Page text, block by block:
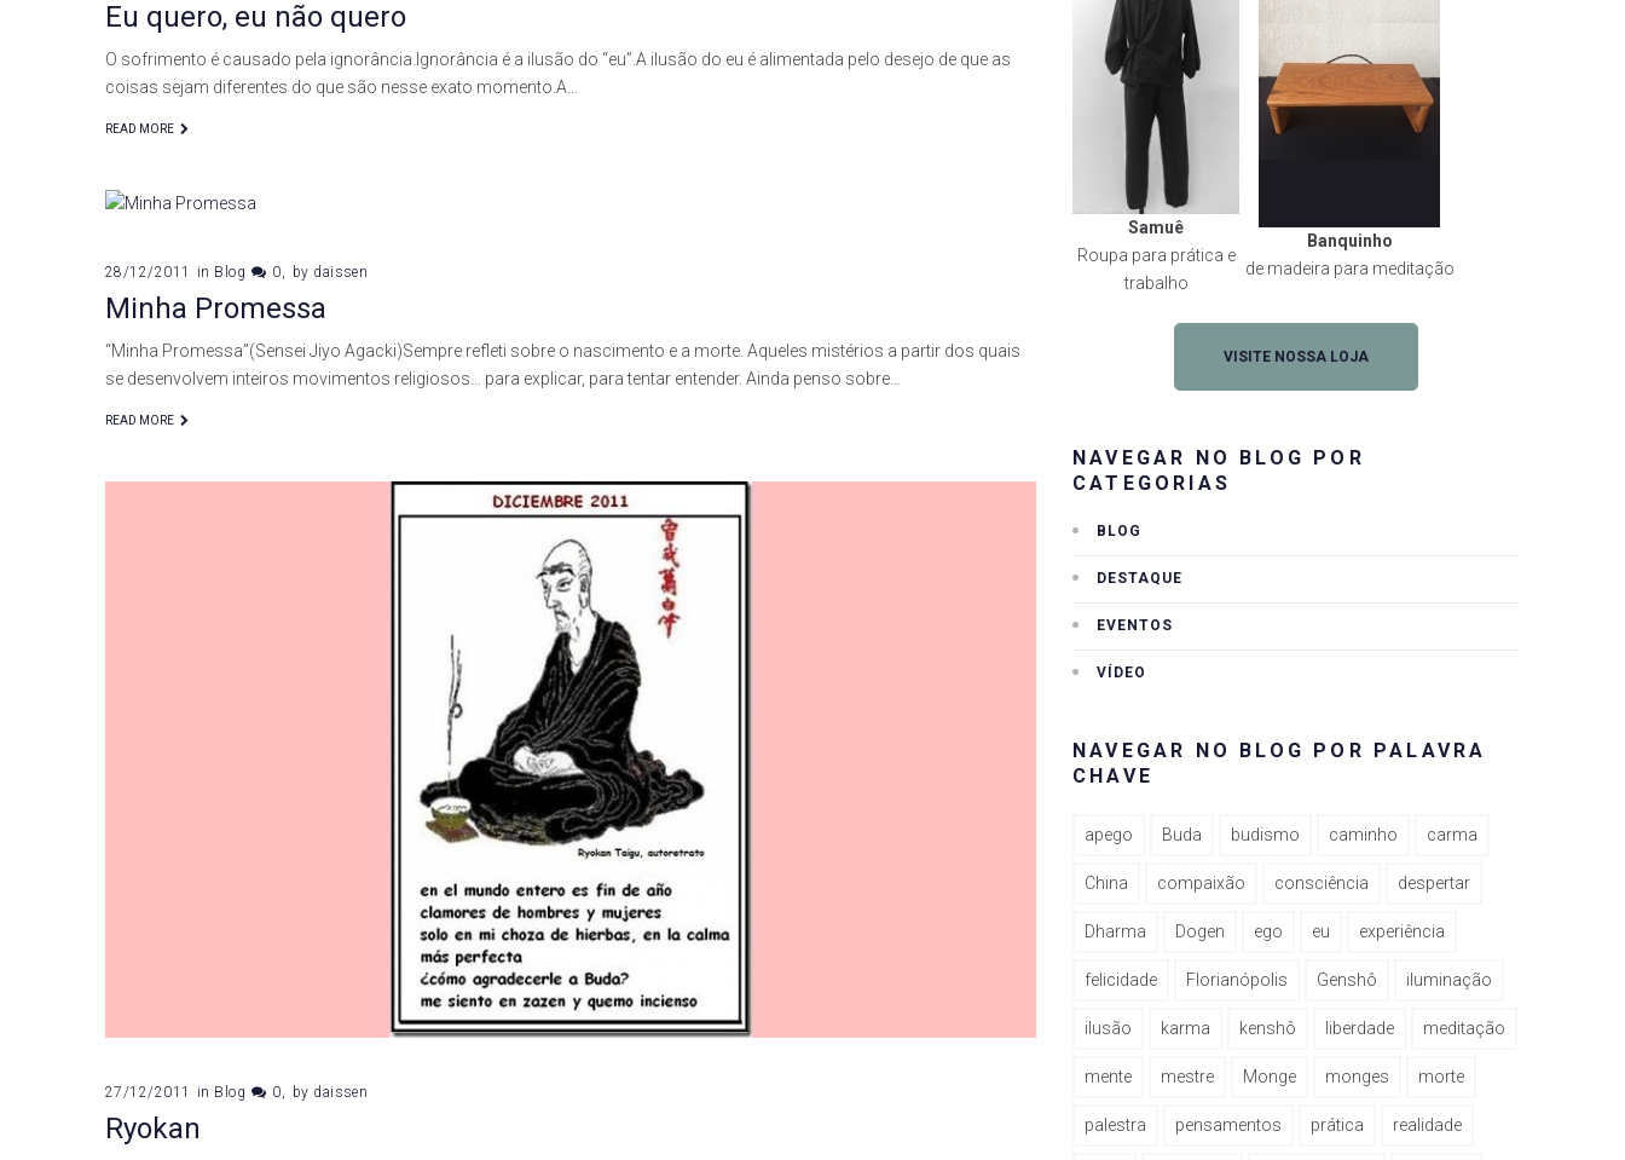
Eu quero, eu não quero
O sofrimento é causado pela ignorância.Ignorância é a ilusão do “eu”.A ilusão do eu é alimentada pelo desejo de que as
coisas sejam diferentes do que são nesse exato momento.A…
READ MORE
28/12/2011 in Blog 0 by daissen
Minha Promessa
“Minha Promessa”(Sensei Jiyo Agacki)Sempre refleti sobre o nascimento e a morte. Aqueles mistérios a partir dos quais
se desenvolvem inteiros movimentos religiosos… para explicar, para tentar entender. Ainda penso sobre…
READ MORE
27/12/2011 in Blog 0 by daissen
Ryokan
Samuê
Roupa para prática e
trabalho
Banquinho
de madeira para meditação
VISITE NOSSA LOJA
NAVEGAR NO BLOG POR
CATEGORIAS
BLOG
DESTAQUE
EVENTOS
VÍDEO
NAVEGAR NO BLOG POR PALAVRA
CHAVE
apego Buda budismo caminho carma
China compaixão consciência despertar
Dharma Dogen ego eu experiência
felicidade Florianópolis Genshô iluminação
ilusão karma kenshô liberdade meditação
mente mestre Monge monges morte
palestra pensamentos prática realidade